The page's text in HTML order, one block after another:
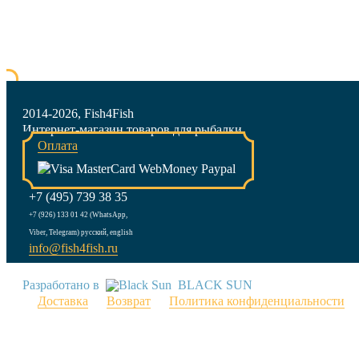
2014-2026, Fish4Fish
Интернет-магазин товаров для рыбалки
Оплата
+7 (495) 739 38 35
+7 (926) 133 01 42 (WhatsApp,
Viber, Telegram) русский, english
info@fish4fish.ru
Разработано в
BLACK SUN
Доставка
Возврат Политика конфиденциальности